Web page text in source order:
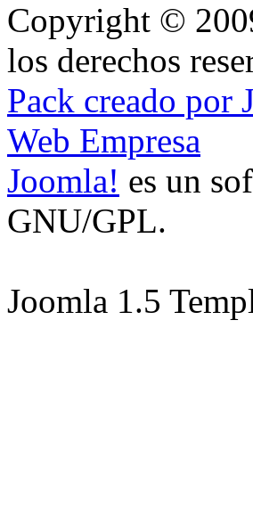
Copyright ©
los derechos
Pack creado por
Web Empresa
Joomla! es un
GNU/GPL.
Joomla 1.5